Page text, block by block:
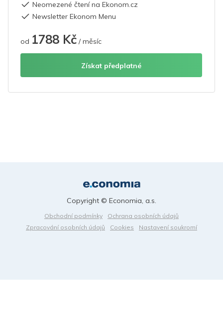
Neomezené čtení na Ekonom.cz
Newsletter Ekonom Menu
od 1788 Kč / měsíc
Získat předplatné
Obchodní podmínky
Ochrana osobních údajů
Zpracování osobních údajů
Cookies Nastavení soukromí
Copyright © Economia, a.s.